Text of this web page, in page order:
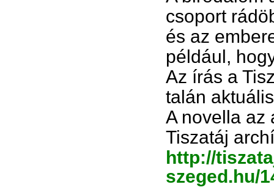
csoport
és az
például,
Az írás a
talán
A novella az
Tiszatáj
http://
szeged.hu/